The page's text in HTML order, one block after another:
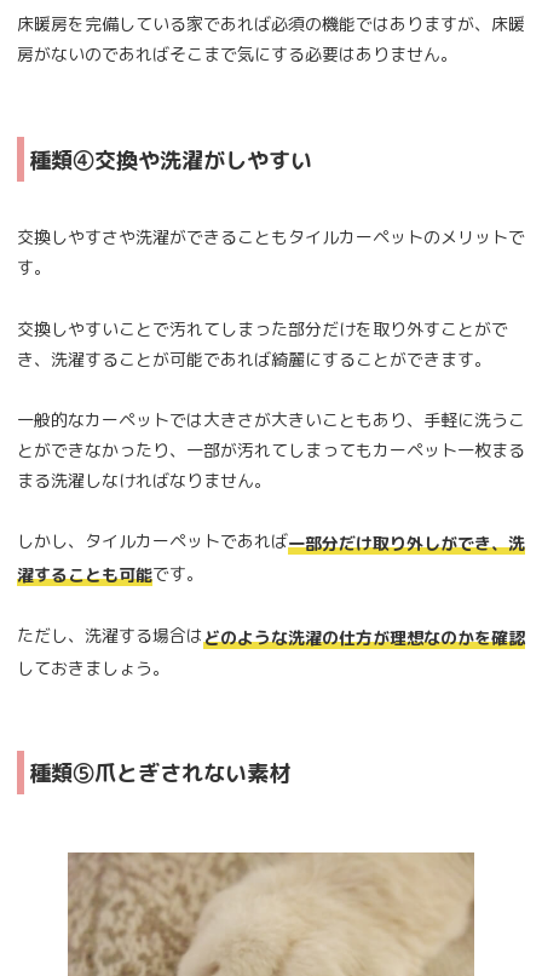
床暖房を完備している家であれば必須の機能ではありますが、床暖
房がないのであればそこまで気にする必要はありません。
種類④交換や洗濯がしやすい
交換しやすさや洗濯ができることもタイルカーペットのメリットで
す。
交換しやすいことで汚れてしまった部分だけを取り外すことがで
き、洗濯することが可能であれば綺麗にすることができます。
一般的なカーペットでは大きさが大きいこともあり、手軽に洗うこ
とができなかったり、一部が汚れてしまってもカーペット一枚まる
まる洗濯しなければなりません。
しかし、タイルカーペットであれば一部分だけ取り外しができ、洗
濯することも可能です。
ただし、洗濯する場合はどのような洗濯の仕方が理想なのかを確認
しておきましょう。
種類⑤爪とぎされない素材